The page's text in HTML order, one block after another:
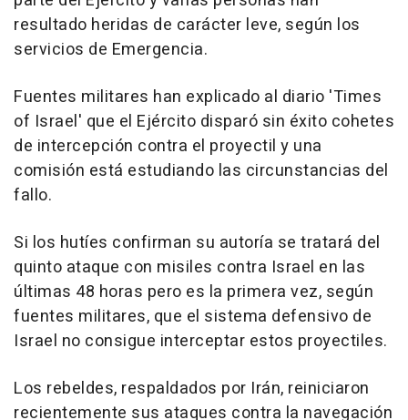
resultado heridas de carácter leve, según los
servicios de Emergencia.
Fuentes militares han explicado al diario 'Times
of Israel' que el Ejército disparó sin éxito cohetes
de intercepción contra el proyectil y una
comisión está estudiando las circunstancias del
fallo.
Si los hutíes confirman su autoría se tratará del
quinto ataque con misiles contra Israel en las
últimas 48 horas pero es la primera vez, según
fuentes militares, que el sistema defensivo de
Israel no consigue interceptar estos proyectiles.
Los rebeldes, respaldados por Irán, reiniciaron
recientemente sus ataques contra la navegación